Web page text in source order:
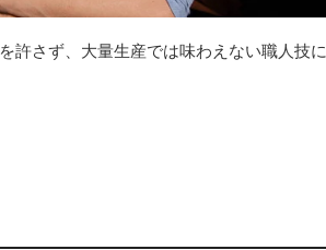
許さず、大量生産では味わえない職人技に